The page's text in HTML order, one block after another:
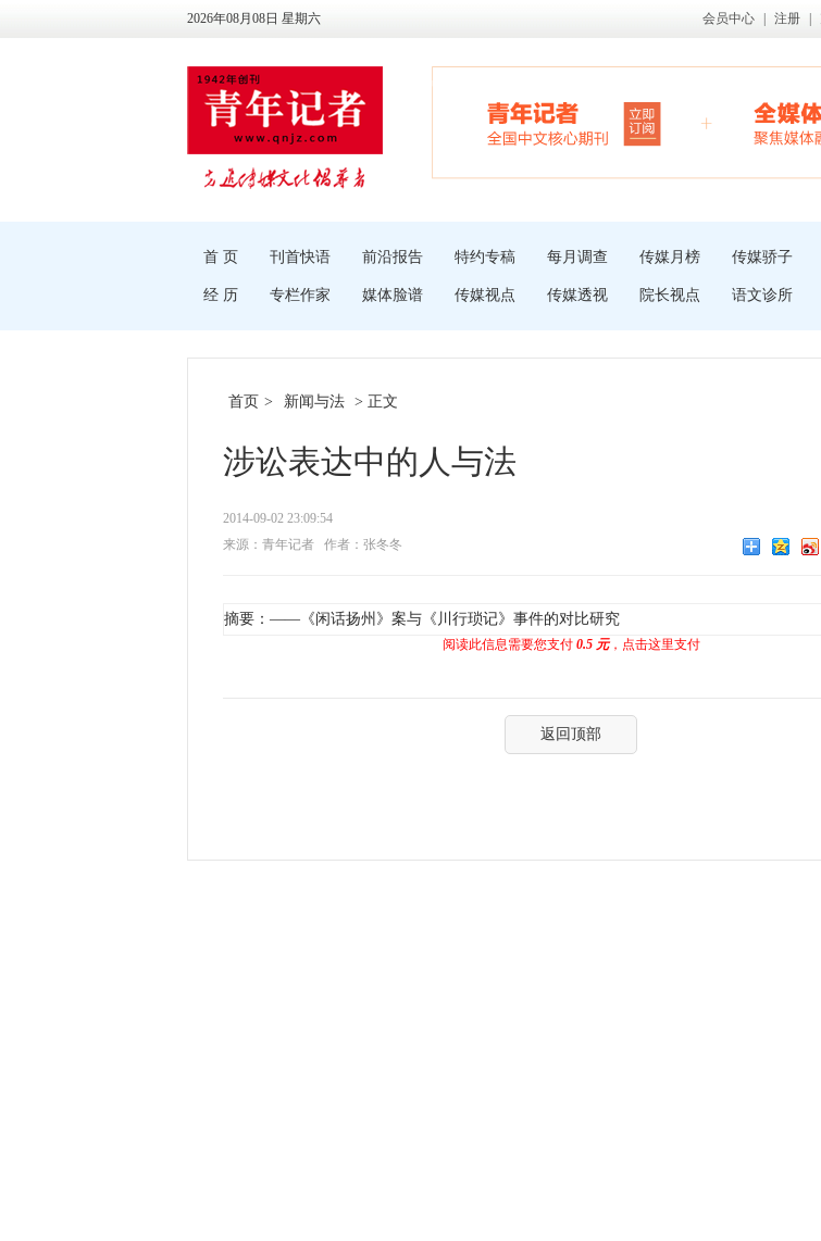
2026年08月08日 星期六 会员中心 注册
首 页 刊首快语 前沿报告 特约专稿 每月调查 传媒月榜 传媒骄子
经 历 专栏作家 媒体脸谱 传媒视点 传媒透视 院长视点 语文诊所
首页 > 新闻与法 > 正文
涉讼表达中的人与法
2014-09-02 23:09:54
来源：青年记者
作者：张冬冬
摘要：——《闲话扬州》案与《川行琐记》事件的对比研究
阅读此信息需要您支付 0.5 元，点击这里支付
返回顶部